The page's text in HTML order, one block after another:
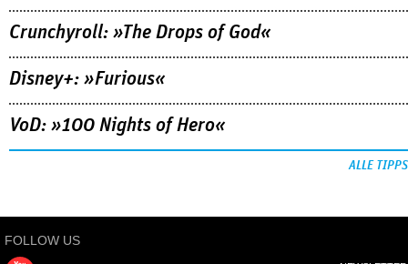
Crunchyroll: »The Drops of God«
Disney+: »Furious«
VoD: »100 Nights of Hero«
ALLE TIPPS
FOLLOW US